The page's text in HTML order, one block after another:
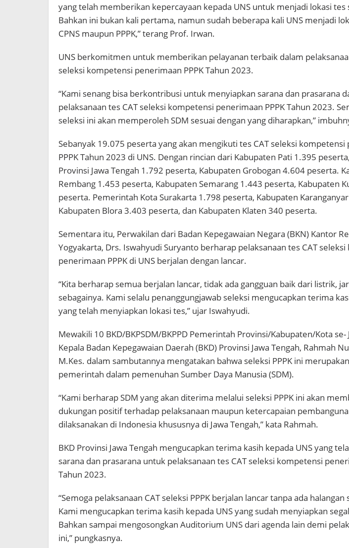
yang telah memberikan kepercayaan kepada UNS untuk menjadi lokasi tes
Bahkan ini bukan kali pertama, namun sudah beberapa kali UNS menjadi
CPNS maupun PPPK,” terang Prof. Irwan.
UNS berkomitmen untuk memberikan pelayanan terbaik dalam
seleksi kompetensi penerimaan PPPK Tahun 2023.
“Kami senang bisa berkontribusi untuk menyiapkan sarana dan prasarana
pelaksanaan tes CAT seleksi kompetensi penerimaan PPPK Tahun 2023.
seleksi ini akan memperoleh SDM sesuai dengan yang diharapkan,”
Sebanyak 19.075 peserta yang akan mengikuti tes CAT seleksi kompetensi
PPPK Tahun 2023 di UNS. Dengan rincian dari Kabupaten Pati 1.395
Provinsi Jawa Tengah 1.792 peserta, Kabupaten Grobogan 4.604 peserta.
Rembang 1.453 peserta, Kabupaten Semarang 1.443 peserta, Kabupaten
peserta. Pemerintah Kota Surakarta 1.798 peserta, Kabupaten
Kabupaten Blora 3.403 peserta, dan Kabupaten Klaten 340 peserta.
Sementara itu, Perwakilan dari Badan Kepegawaian Negara (BKN) Kantor
Yogyakarta, Drs. Iswahyudi Suryanto berharap pelaksanaan tes CAT
penerimaan PPPK di UNS berjalan dengan lancar.
“Kita berharap semua berjalan lancar, tidak ada gangguan baik dari listrik,
sebagainya. Kami selalu penanggungjawab seleksi mengucapkan terima
yang telah menyiapkan lokasi tes,” ujar Iswahyudi.
Mewakili 10 BKD/BKPSDM/BKPPD Pemerintah Provinsi/Kabupaten/Kota se-
Kepala Badan Kepegawaian Daerah (BKD) Provinsi Jawa Tengah, Rahmah
M.Kes. dalam sambutannya mengatakan bahwa seleksi PPPK ini
pemerintah dalam pemenuhan Sumber Daya Manusia (SDM).
“Kami berharap SDM yang akan diterima melalui seleksi PPPK ini akan
dukungan positif terhadap pelaksanaan maupun ketercapaian
dilaksanakan di Indonesia khususnya di Jawa Tengah,” kata Rahmah.
BKD Provinsi Jawa Tengah mengucapkan terima kasih kepada UNS yang
sarana dan prasarana untuk pelaksanaan tes CAT seleksi kompetensi
Tahun 2023.
“Semoga pelaksanaan CAT seleksi PPPK berjalan lancar tanpa ada halangan
Kami mengucapkan terima kasih kepada UNS yang sudah menyiapkan
Bahkan sampai mengosongkan Auditorium UNS dari agenda lain demi
ini,” pungkasnya.